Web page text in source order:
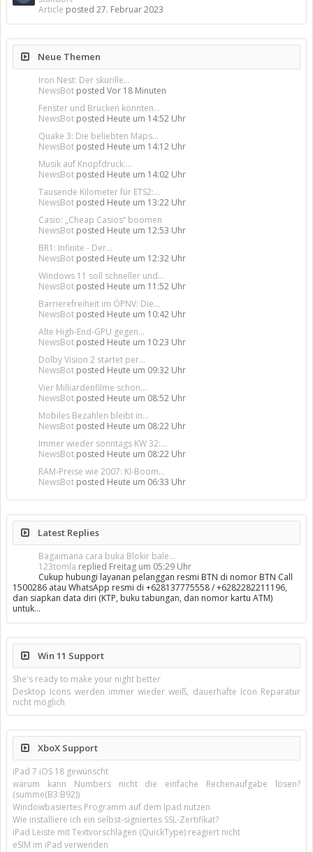
Article posted 27. Februar 2023
Neue Themen
Iron Nest: Der skurille...
NewsBot posted Vor 18 Minuten
Fenster und Brücken könnten...
NewsBot posted Heute um 14:52 Uhr
Quake 3: Die beliebten Maps...
NewsBot posted Heute um 14:12 Uhr
Musik auf Knopfdruck:...
NewsBot posted Heute um 14:02 Uhr
Tausende Kilometer für ETS2:...
NewsBot posted Heute um 13:22 Uhr
Casio: „Cheap Casios“ boomen
NewsBot posted Heute um 12:53 Uhr
BR1: Infinite - Der...
NewsBot posted Heute um 12:32 Uhr
Windows 11 soll schneller und...
NewsBot posted Heute um 11:52 Uhr
Barrierefreiheit im ÖPNV: Die...
NewsBot posted Heute um 10:42 Uhr
Alte High-End-GPU gegen...
NewsBot posted Heute um 10:23 Uhr
Dolby Vision 2 startet per...
NewsBot posted Heute um 09:32 Uhr
Vier Milliardenfilme schon...
NewsBot posted Heute um 08:52 Uhr
Mobiles Bezahlen bleibt in...
NewsBot posted Heute um 08:22 Uhr
Immer wieder sonntags KW 32:...
NewsBot posted Heute um 08:22 Uhr
RAM-Preise wie 2007: KI-Boom...
NewsBot posted Heute um 06:33 Uhr
Latest Replies
Bagaimana cara buka Blokir bale...
123tomla replied Freitag um 05:29 Uhr
Cukup hubungi layanan pelanggan resmi BTN di nomor BTN Call
1500286 atau WhatsApp resmi di +628137775558 / +6282282211196,
dan siapkan data diri (KTP, buku tabungan, dan nomor kartu ATM)
untuk…
Win 11 Support
She's ready to make your night better
Desktop Icons werden immer wieder weiß, dauerhafte Icon Reparatur
nicht möglich
XboX Support
iPad 7 iOS 18 gewünscht
warum kann Numbers nicht die einfache Rechenaufgabe lösen?
(summe(B3:B92))
Windowbasiertes Programm auf dem Ipad nutzen
Wie installiere ich ein selbst-signiertes SSL-Zertifikat?
iPad Leiste mit Textvorschlägen (QuickType) reagiert nicht
eSIM im iPad verwenden